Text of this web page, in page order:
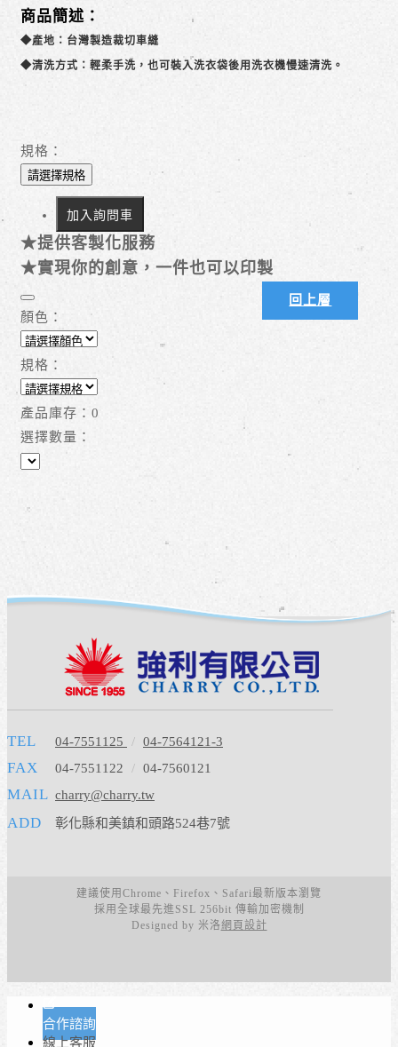
商品簡述：
◆產地：台灣製造裁切車縫
◆清洗方式：輕柔手洗，也可裝入洗衣袋後用洗衣機慢速清洗。
規格：
請選擇規格
加入詢問車
★提供客製化服務
★實現你的創意，一件也可以印製
回上層
顏色：
規格：
產品庫存： 0
選擇數量：
TEL 04-7551125 / 04-7564121-3
FAX 04-7551122 / 04-7560121
MAIL charry@charry.tw
ADD 彰化縣和美鎮和頭路524巷7號
建議使用Chrome、Firefox、Safari最新版本瀏覽
採用全球最先進SSL 256bit 傳輸加密機制
Designed by 米洛網頁設計
合作諮詢
線上客服